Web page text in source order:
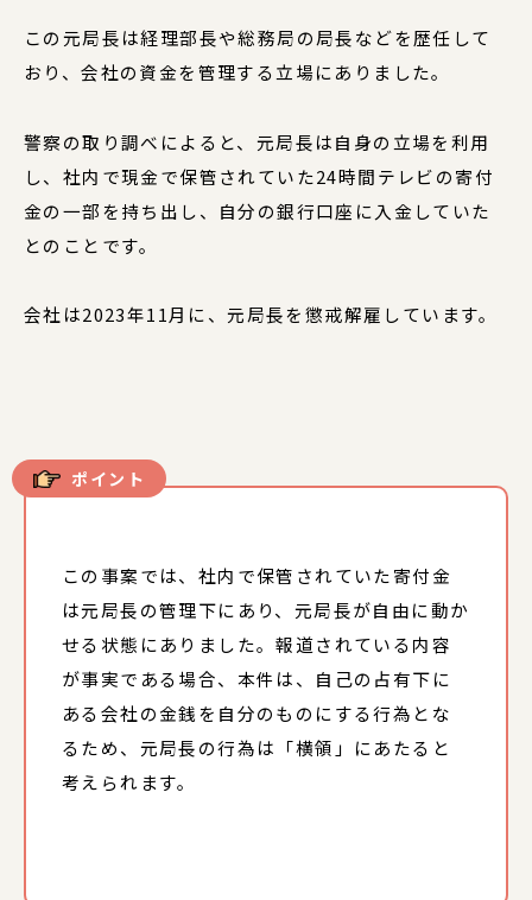
この元局長は経理部長や総務局の局長などを歴任して
おり、会社の資金を管理する立場にありました。
警察の取り調べによると、元局長は自身の立場を利用
し、社内で現金で保管されていた24時間テレビの寄付
金の一部を持ち出し、自分の銀行口座に入金していた
とのことです。
会社は2023年11月に、元局長を懲戒解雇しています。
ポイント
この事案では、社内で保管されていた寄付金
は元局長の管理下にあり、元局長が自由に動か
せる状態にありました。報道されている内容
が事実である場合、本件は、自己の占有下に
ある会社の金銭を自分のものにする行為とな
るため、元局長の行為は「横領」にあたると
考えられます。